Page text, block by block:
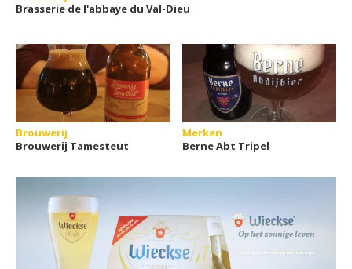
Brasserie de l'abbaye du Val-Dieu
Brouwerij
Brouwerij Tamesteut
Merken
Berne Abt Tripel